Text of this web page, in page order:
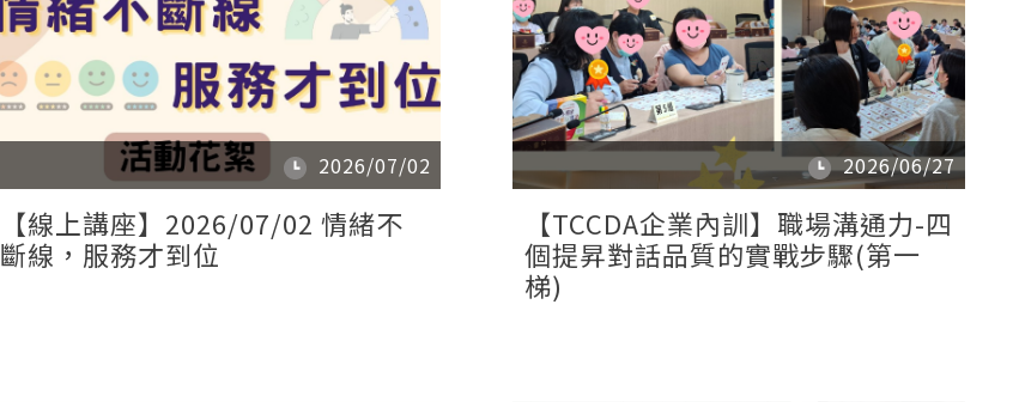
2026/07/02
【線上講座】2026/07/02 情緒不
斷線，服務才到位
2026/06/27
【TCCDA企業內訓】職場溝通力-四
個提昇對話品質的實戰步驟(第一
梯)